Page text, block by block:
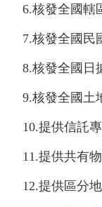
6.核發全國轄
7.核發全國民
8.核發全國日
9.核發全國土
10.提供信託
11.提供共有
12.提供區分